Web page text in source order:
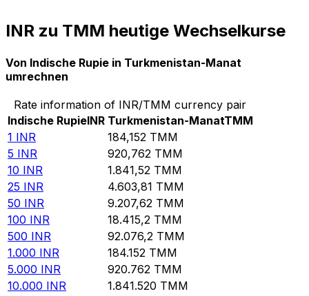
INR zu TMM heutige Wechselkurse
Von Indische Rupie in Turkmenistan-Manat
umrechnen
Rate information of INR/TMM currency pair
Indische RupieINR Turkmenistan-ManatTMM
1 INR 184,152 TMM
5 INR 920,762 TMM
10 INR 1.841,52 TMM
25 INR 4.603,81 TMM
50 INR 9.207,62 TMM
100 INR 18.415,2 TMM
500 INR 92.076,2 TMM
1.000 INR 184.152 TMM
5.000 INR 920.762 TMM
10.000 INR 1.841.520 TMM